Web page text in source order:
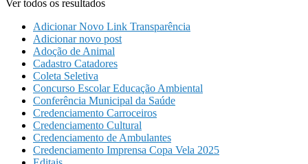
Ver todos os resultados
Adicionar Novo Link Transparência
Adicionar novo post
Adoção de Animal
Cadastro Catadores
Coleta Seletiva
Concurso Escolar Educação Ambiental
Conferência Municipal da Saúde
Credenciamento Carroceiros
Credenciamento Cultural
Credenciamento de Ambulantes
Credenciamento Imprensa Copa Vela 2025